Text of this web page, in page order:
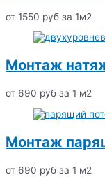
от 1550 руб за 1м2
Монтаж
от 690 руб за 1 м2
Монтаж
от 690 руб за 1 м2